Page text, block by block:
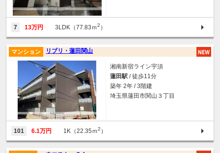
7 13万円 3LDK（77.83ｍ2 ）
リブリ・蓮田関山
マンション
湘南新宿ライン宇須
蓮田駅 / 徒歩11分
築年 2年 / 3階建
埼玉県蓮田市関山３丁目
101 6.1万円 1K（22.35ｍ2 ）